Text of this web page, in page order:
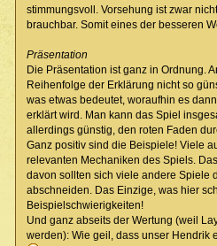
stimmungsvoll. Vorsehung ist zwar
brauchbar. Somit eines der besseren
Präsentation
Die Präsentation ist ganz in Ordnung.
Reihenfolge der Erklärung nicht so
was etwas bedeutet, woraufhin es
erklärt wird. Man kann das Spiel
allerdings günstig, den roten Faden
Ganz positiv sind die Beispiele! Viele
relevanten Mechaniken des Spiels.
davon sollten sich viele andere Spiele
abschneiden. Das Einzige, was hier
Beispielschwierigkeiten!
Und ganz abseits der Wertung (weil
werden): Wie geil, dass unser